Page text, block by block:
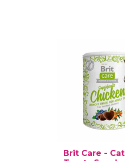
Brit Care - Cat